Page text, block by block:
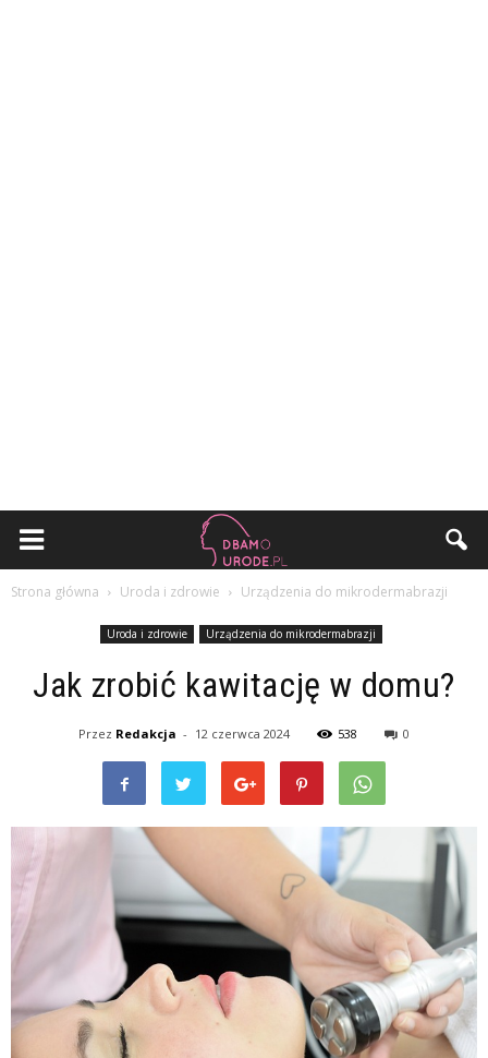
Strona główna Uroda i zdrowie Urządzenia do mikrodermabrazji
Uroda i zdrowie Urządzenia do mikrodermabrazji
Jak zrobić kawitację w domu?
Przez Redakcja - 12 czerwca 2024 538 0